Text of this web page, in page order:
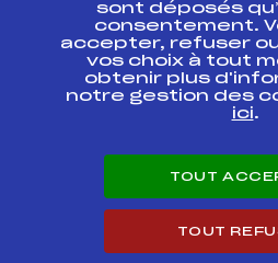
Antidopage
Pôle Développement,
Scientifique
Listes ministérielles
Pôle vie de l’athlète
Enseignement
Carrières
sont déposés
consentement.
accepter, refuser
vos choix à tout
obtenir plus
notre gestion des
ici.
TOUT
TOUT